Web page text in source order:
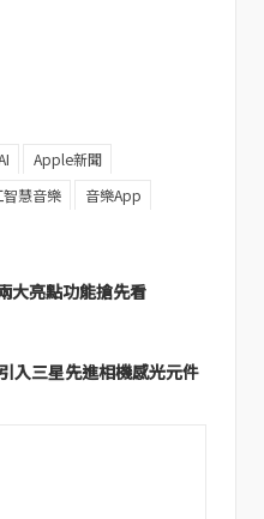
Apple新聞
智慧音樂 音樂App
大亮點功能搶先看
入三星先進相機感光元件